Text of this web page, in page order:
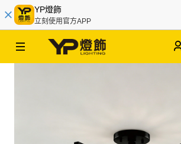
YP燈飾
立刻使用官方APP